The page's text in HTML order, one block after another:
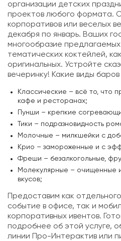
организации детских
проектов любого формата.
корпоративов или веселых
декабря по январь. Ваших
многообразие
тематических коктейлей,
оригинальных. Устройте
вечеринку! Какие виды
Классические – всё то, что
кафе и ресторанах;
Пунши – крепкие
Тики – подразновидность
Молочные – милкшейки с
Крио – замороженные и с
Фреши – безалкогольные,
Молекулярные – очищенные
вкусов;
Предоставим как
событие в офисе, так и
корпоративных ивентов.
подробнее об этой услуге,
линии Про-Интерактив или